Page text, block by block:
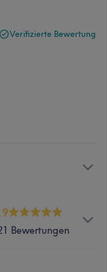
Verifizierte Bewertung
Bewertungen